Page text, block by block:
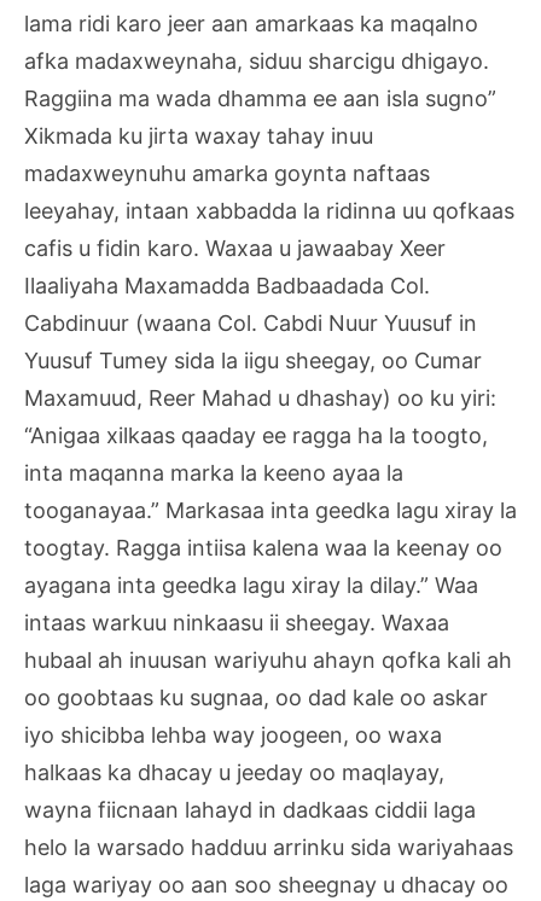
lama ridi karo jeer aan amarkaas ka maqalno
afka madaxweynaha, siduu sharcigu dhigayo.
Raggiina ma wada dhamma ee aan isla sugno”
Xikmada ku jirta waxay tahay inuu
madaxweynuhu amarka goynta naftaas
leeyahay, intaan xabbadda la ridinna uu qofkaas
cafis u fidin karo. Waxaa u jawaabay Xeer
Ilaaliyaha Maxamadda Badbaadada Col.
Cabdinuur (waana Col. Cabdi Nuur Yuusuf in
Yuusuf Tumey sida la iigu sheegay, oo Cumar
Maxamuud, Reer Mahad u dhashay) oo ku yiri:
“Anigaa xilkaas qaaday ee ragga ha la toogto,
inta maqanna marka la keeno ayaa la
tooganayaa.” Markasaa inta geedka lagu xiray la
toogtay. Ragga intiisa kalena waa la keenay oo
ayagana inta geedka lagu xiray la dilay.” Waa
intaas warkuu ninkaasu ii sheegay. Waxaa
hubaal ah inuusan wariyuhu ahayn qofka kali ah
oo goobtaas ku sugnaa, oo dad kale oo askar
iyo shicibba lehba way joogeen, oo waxa
halkaas ka dhacay u jeeday oo maqlayay,
wayna fiicnaan lahayd in dadkaas ciddii laga
helo la warsado hadduu arrinku sida wariyahaas
laga wariyay oo aan soo sheegnay u dhacay oo